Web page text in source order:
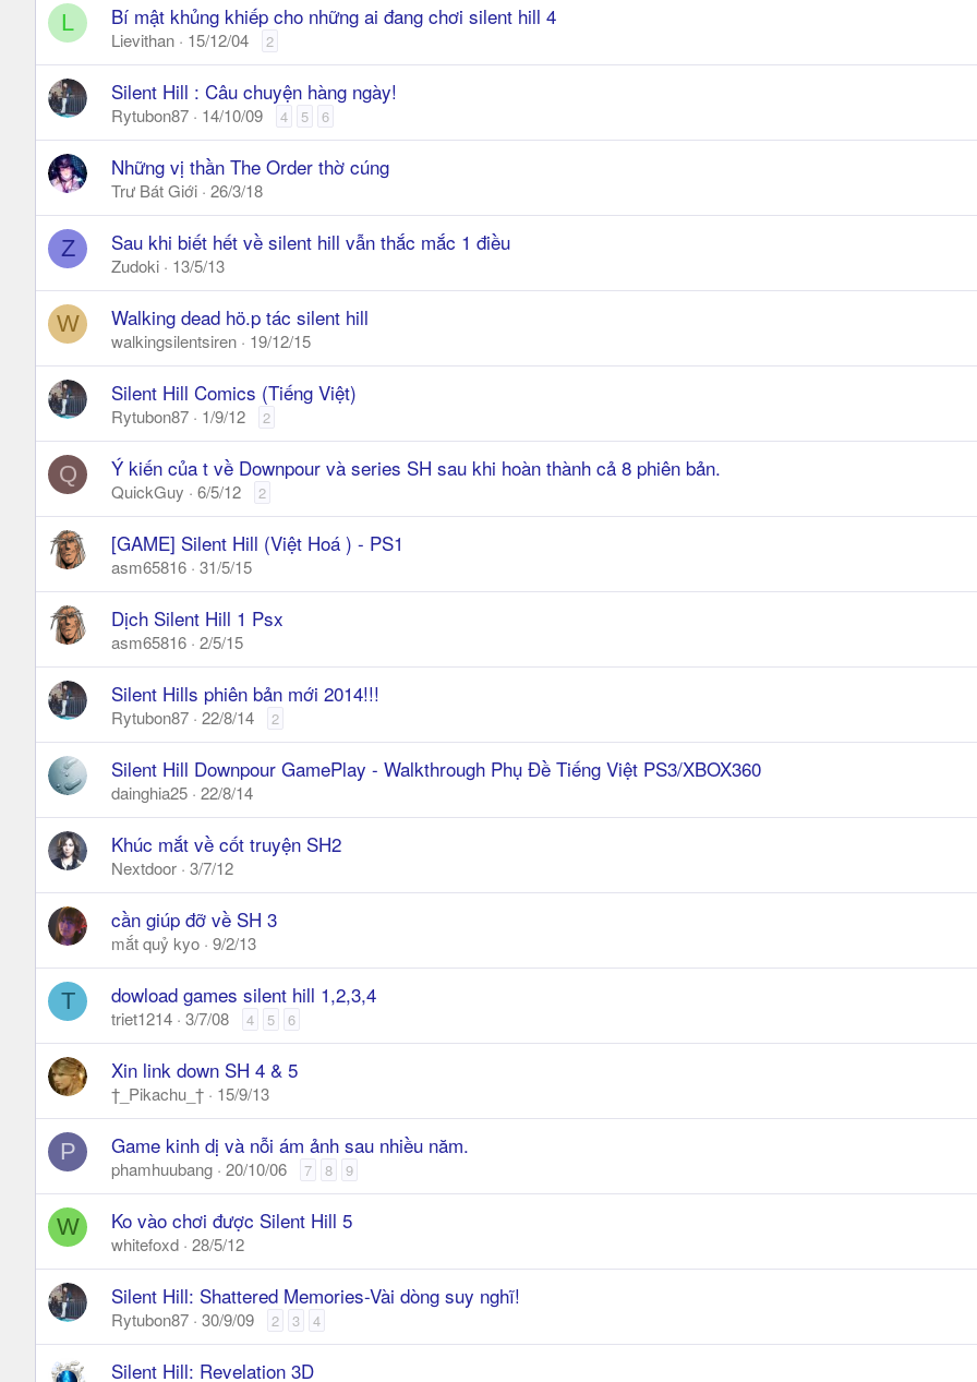
L Bí mật khủng khiếp cho những ai đang chơi silent hill 4
Lievithan 15/12/04 2
Silent Hill : Câu chuyện hàng ngày!
Rytubon87 14/10/09 4 5 6
Những vị thần The Order thờ cúng
Trư Bát Giới 26/3/18
Z Sau khi biết hết về silent hill vẫn thắc mắc 1 điều
Zudoki 13/5/13
W Walking dead hö.p tác silent hill
walkingsilentsiren 19/12/15
Silent Hill Comics (Tiếng Việt)
Rytubon87 1/9/12 2
Q Ý kiến của t về Downpour và series SH sau khi hoàn thành cả 8 phiên bản.
QuickGuy 6/5/12 2
[GAME] Silent Hill (Việt Hoá ) - PS1
asm65816 31/5/15
Dịch Silent Hill 1 Psx
asm65816 2/5/15
Silent Hills phiên bản mới 2014!!!
Rytubon87 22/8/14 2
Silent Hill Downpour GamePlay - Walkthrough Phụ Đề Tiếng Việt PS3/XBOX360
dainghia25 22/8/14
Khúc mắt về cốt truyện SH2
Nextdoor 3/7/12
cần giúp đỡ về SH 3
mắt quỷ kyo 9/2/13
T dowload games silent hill 1,2,3,4
triet1214 3/7/08 4 5 6
Xin link down SH 4 & 5
†_Pikachu_† 15/9/13
P Game kinh dị và nỗi ám ảnh sau nhiều năm.
phamhuubang 20/10/06 7 8 9
W Ko vào chơi được Silent Hill 5
whitefoxd 28/5/12
Silent Hill: Shattered Memories-Vài dòng suy nghĩ!
Rytubon87 30/9/09 2 3 4
Silent Hill: Revelation 3D